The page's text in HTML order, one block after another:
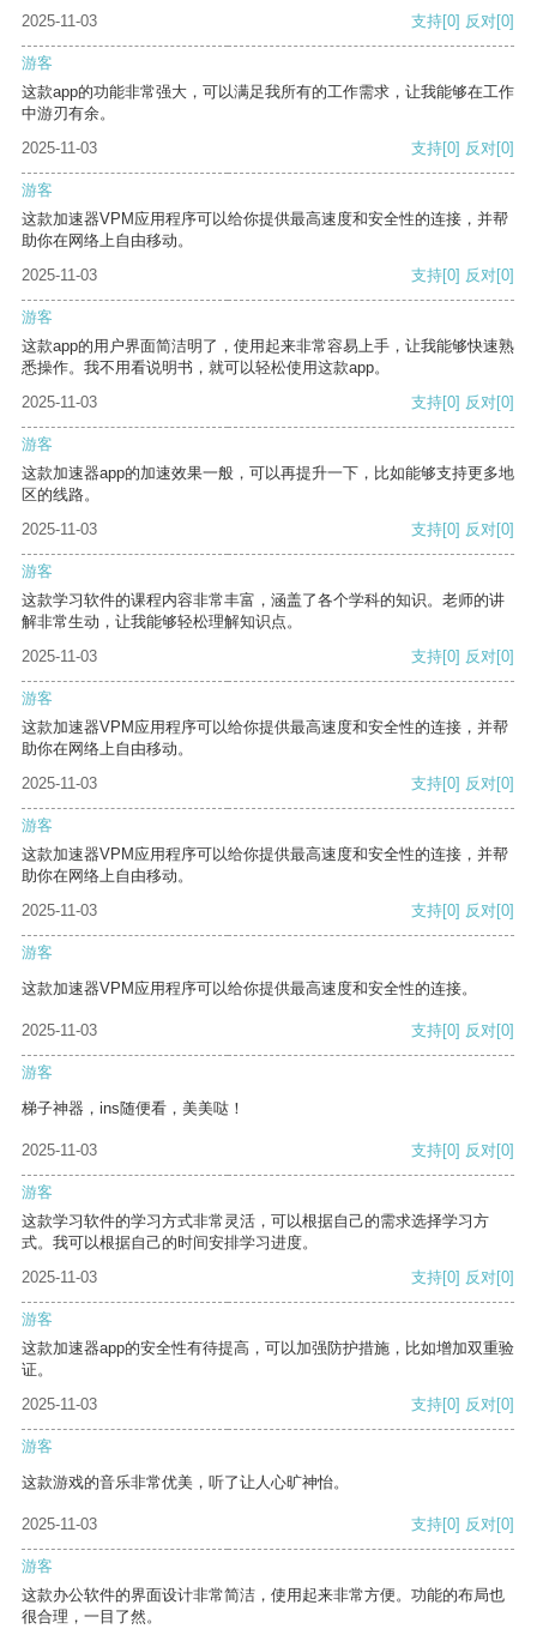
2025-11-03 支持[0] 反对[0]
游客
这款app的功能非常强大，可以满足我所有的工作需求，让我能够在工作
中游刃有余。
2025-11-03
支持[0] 反对[0]
游客
这款加速器VPM应用程序可以给你提供最高速度和安全性的连接，并帮
助你在网络上自由移动。
2025-11-03
支持[0] 反对[0]
游客
这款app的用户界面简洁明了，使用起来非常容易上手，让我能够快速熟
悉操作。我不用看说明书，就可以轻松使用这款app。
2025-11-03
支持[0] 反对[0]
游客
这款加速器app的加速效果一般，可以再提升一下，比如能够支持更多地
区的线路。
2025-11-03
支持[0] 反对[0]
游客
这款学习软件的课程内容非常丰富，涵盖了各个学科的知识。老师的讲
解非常生动，让我能够轻松理解知识点。
2025-11-03
支持[0] 反对[0]
游客
这款加速器VPM应用程序可以给你提供最高速度和安全性的连接，并帮
助你在网络上自由移动。
2025-11-03
支持[0] 反对[0]
游客
这款加速器VPM应用程序可以给你提供最高速度和安全性的连接，并帮
助你在网络上自由移动。
2025-11-03
支持[0] 反对[0]
游客
这款加速器VPM应用程序可以给你提供最高速度和安全性的连接。
2025-11-03 支持[0] 反对[0]
游客
梯子神器，ins随便看，美美哒！
2025-11-03 支持[0] 反对[0]
游客
这款学习软件的学习方式非常灵活，可以根据自己的需求选择学习方
式。我可以根据自己的时间安排学习进度。
2025-11-03
支持[0] 反对[0]
游客
这款加速器app的安全性有待提高，可以加强防护措施，比如增加双重验
证。
2025-11-03
支持[0] 反对[0]
游客
这款游戏的音乐非常优美，听了让人心旷神怡。
2025-11-03 支持[0] 反对[0]
游客
这款办公软件的界面设计非常简洁，使用起来非常方便。功能的布局也
很合理，一目了然。